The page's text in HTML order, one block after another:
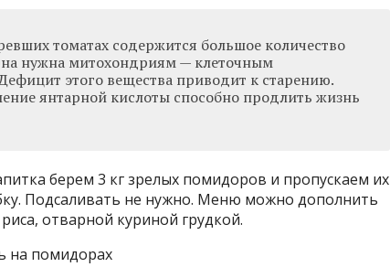
томатах содержится большое количество
нужна митохондриям — клеточным
этого вещества приводит к старению.
янтарной кислоты способно продлить жизнь
берем 3 кг зрелых помидоров и пропускаем их
Подсаливать не нужно. Меню можно дополнить
отварной куриной грудкой.
на помидорах